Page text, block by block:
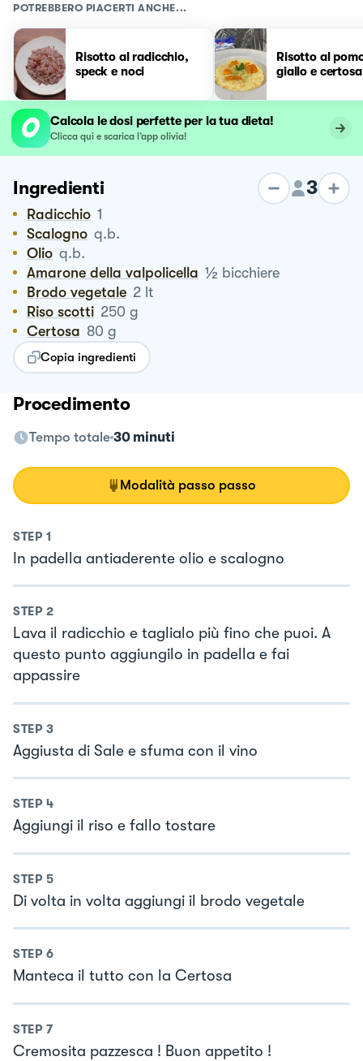
POTREBBERO PIACERTI ANCHE...
Risotto al radicchio,
speck e noci
Risotto al
giallo e
Calcola le dosi perfette per la tua dieta!
Clicca qui e scarica l’app olivia!
Ingredienti 3
Radicchio 1
Scalogno q.b.
Olio q.b.
Amarone della valpolicella ½ bicchiere
Brodo vegetale 2 lt
Riso scotti 250 g
Certosa 80 g
Copia ingredienti
Procedimento
Tempo totale 30 minuti
Modalità passo passo
STEP 1
In padella antiaderente olio e scalogno
STEP 2
Lava il radicchio e taglialo più fino che puoi. A
questo punto aggiungilo in padella e fai
appassire
STEP 3
Aggiusta di Sale e sfuma con il vino
STEP 4
Aggiungi il riso e fallo tostare
STEP 5
Di volta in volta aggiungi il brodo vegetale
STEP 6
Manteca il tutto con la Certosa
STEP 7
Cremosita pazzesca ! Buon appetito !